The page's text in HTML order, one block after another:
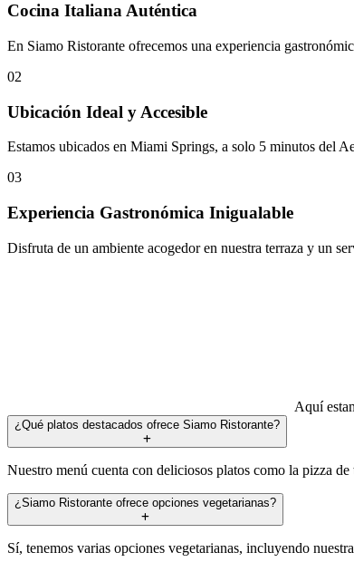
Cocina Italiana Auténtica
En Siamo Ristorante ofrecemos una experiencia
02
Ubicación Ideal y Accesible
Estamos ubicados en Miami Springs, a solo 5 minutos del
03
Experiencia Gastronómica Inigualable
Disfruta de un ambiente acogedor en nuestra terraza y un
Aquí
¿Qué platos destacados ofrece Siamo Ristorante?
Nuestro menú cuenta con deliciosos platos como la pizza
¿Siamo Ristorante ofrece opciones vegetarianas?
Sí, tenemos varias opciones vegetarianas, incluyendo